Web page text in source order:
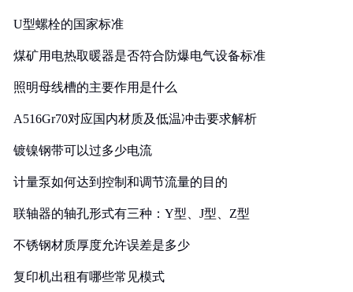
U型螺栓的国家标准
煤矿用电热取暖器是否符合防爆电气设备标准
照明母线槽的主要作用是什么
A516Gr70对应国内材质及低温冲击要求解析
镀镍钢带可以过多少电流
计量泵如何达到控制和调节流量的目的
联轴器的轴孔形式有三种：Y型、J型、Z型
不锈钢材质厚度允许误差是多少
复印机出租有哪些常见模式